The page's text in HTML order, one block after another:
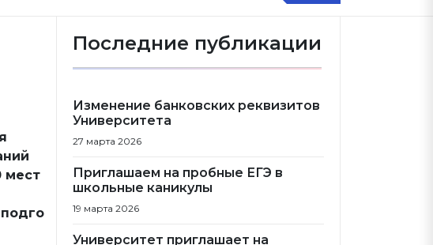
мест
Последние публикации
Изменение банковских реквизитов
Университета
27 марта 2026
Приглашаем на пробные ЕГЭ в
школьные каникулы
19 марта 2026
Университет приглашает на